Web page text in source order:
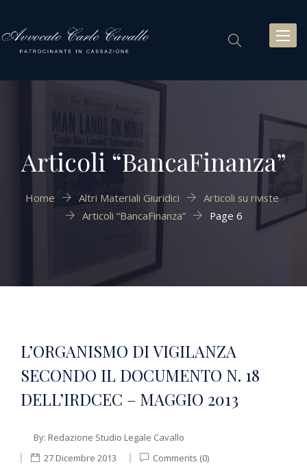
Articoli “BancaFinanza”
Home Altri Materiali Giuridici
Articoli su riviste
Articoli “BancaFinanza”
Page 6
L’ORGANISMO DI VIGILANZA
SECONDO IL DOCUMENTO N. 18
DELL’IRDCEC – MAGGIO 2013
By: Redazione Studio Legale Cavallo
27 Dicembre 2013
Comments (0)